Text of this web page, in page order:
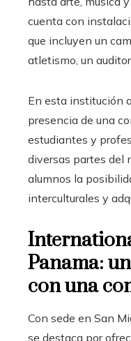
cuenta con
que incluyen un
atletismo, un
En esta institución
presencia de una
estudiantes y
diversas partes del
alumnos la
interculturales y
Panama:
con una
Con sede en San
se destaca por